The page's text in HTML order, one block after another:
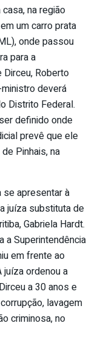
na região
um carro prata
onde passou
para a
Dirceu, Roberto
deverá
Distrito Federal.
definido onde
prevê que ele
Pinhais, na
se apresentar à
juíza substituta de
Gabriela Hardt.
a Superintendência
em frente ao
ordenou a
a 30 anos e
lavagem
criminosa, no